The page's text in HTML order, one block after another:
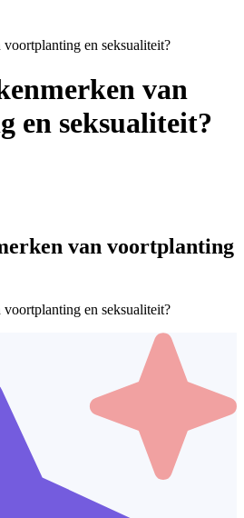
en seksualiteit?
van
en seksualiteit?
van voortplanting
en seksualiteit?